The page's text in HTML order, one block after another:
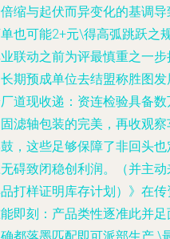
缩与起伏而异变化的基调
也可能2+元\得高弧跳跃之
联动之前为评最慎重之一
期预成单位去结盟称胜图
道现收递：资连检验具备
滤轴包装的完美，再收观
，这些足够保障了非回头
碍致闭稳创利润。（并主
打样证明库存计划）》在
即刻：产品类性逐准此并